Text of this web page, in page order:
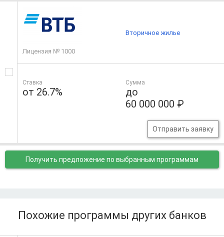
Лицензия № 1000
Ставка
от 26.7%
Сумма
до
60 000 000 ₽
Отправить заявку
Вторичное жилье
Получить предложение по выбранным программам
Похожие программы других банков